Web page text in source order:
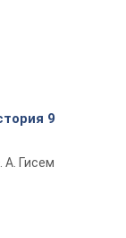
9
А. Гисем